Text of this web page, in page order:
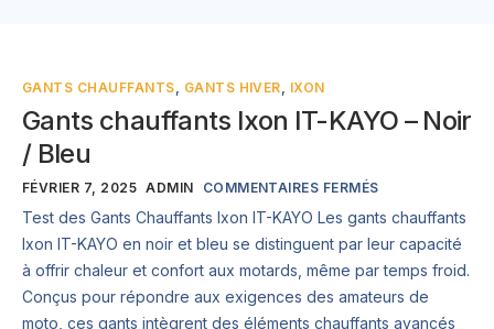
GANTS CHAUFFANTS GANTS HIVER IXON
Gants chauffants Ixon IT-KAYO – Noir
/ Bleu
FÉVRIER 7, 2025 ADMIN COMMENTAIRES FERMÉS
Test des Gants Chauffants Ixon IT-KAYO Les gants chauffants
Ixon IT-KAYO en noir et bleu se distinguent par leur capacité
à offrir chaleur et confort aux motards, même par temps froid.
Conçus pour répondre aux exigences des amateurs de
moto, ces gants intègrent des éléments chauffants avancés